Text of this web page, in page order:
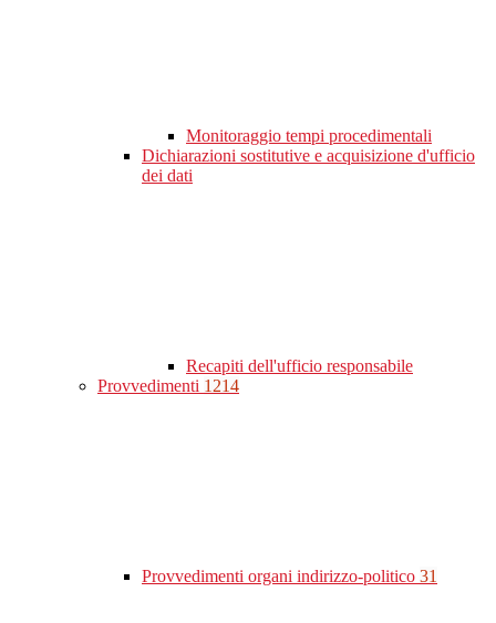
Monitoraggio tempi procedimentali
Dichiarazioni sostitutive e acquisizione d'ufficio
dei dati
Recapiti dell'ufficio responsabile
Provvedimenti 1214
Provvedimenti organi indirizzo-politico 31